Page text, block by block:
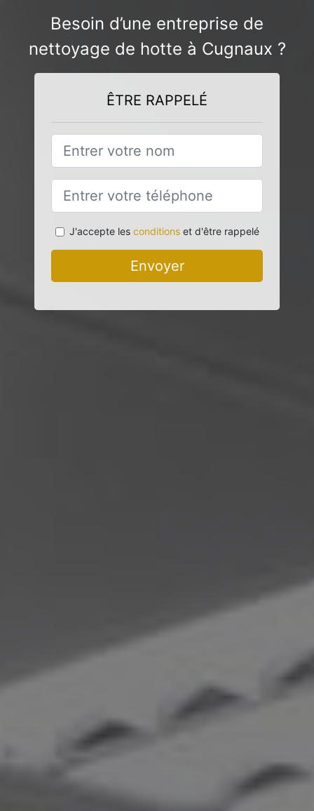
Besoin d’une entreprise de
nettoyage de hotte à Cugnaux ?
ÊTRE RAPPELÉ
J'accepte les conditionset d'être rappelé
Envoyer